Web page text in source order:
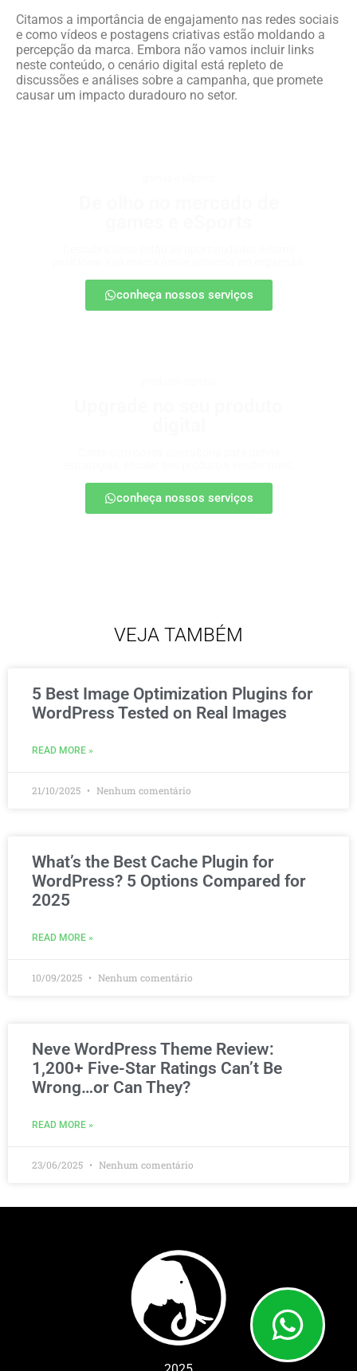
Citamos a importância de engajamento nas redes sociais
e como vídeos e postagens criativas estão moldando a
percepção da marca. Embora não vamos incluir links
neste conteúdo, o cenário digital está repleto de
discussões e análises sobre a campanha, que promete
causar um impacto duradouro no setor.
conheça nossos serviços
conheça nossos serviços
VEJA TAMBÉM
5 Best Image Optimization Plugins for
WordPress Tested on Real Images
READ MORE »
21/10/2025 Nenhum comentário
What’s the Best Cache Plugin for
WordPress? 5 Options Compared for
2025
READ MORE »
10/09/2025 Nenhum comentário
Neve WordPress Theme Review:
1,200+ Five-Star Ratings Can’t Be
Wrong…or Can They?
READ MORE »
23/06/2025 Nenhum comentário